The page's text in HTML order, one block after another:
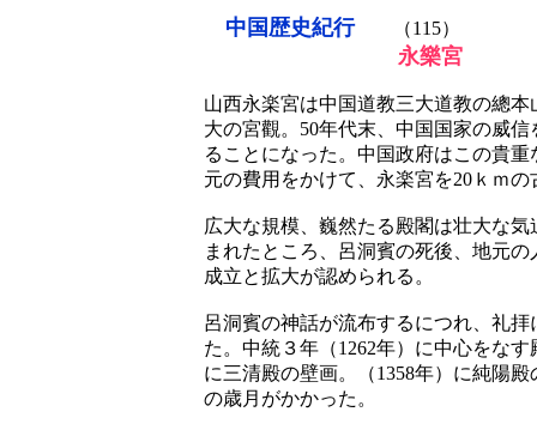
中国歴史紀行（115）
永樂宮
山西永楽宮は中国道教三大道教の總
大の宮觀。50年代末、中国国家の威
ることになった。中国政府はこの貴
元の費用をかけて、永楽宮を20ｋｍ
広大な規模、巍然たる殿閣は壮大な
まれたところ、呂洞賓の死後、地元
成立と拡大が認められる。
呂洞賓の神話が流布するにつれ、礼
た。中統３年（1262年）に中心をな
に三清殿の壁画。（1358年）に純陽
の歳月がかかった。